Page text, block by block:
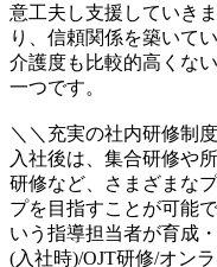
意工夫し支援していき
り、信頼関係を築いて
介護度も比較的高くな
一つです。
＼＼充実の社内研修制
入社後は、集合研修や
研修など、さまざまな
プを目指すことが可能
いう指導担当者が育成
(入社時)/OJT研修/オン